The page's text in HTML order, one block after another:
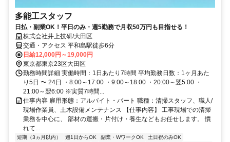
多能工スタッフ
日払・副業OK！平日のみ・週5勤務で月収50万円も目指せる！
株式会社井上技研/大田区
交通・アクセス 平和島駅徒歩6分
日給12,000円～19,000円
東京都東京23区大田区
勤務時間詳細 実働時間：1日あたり7時間 平均勤務日数：1ヶ月あた
り5日 〜 24日 ・8:00～17:00 ・9:00～18:00 ・20:00～翌5:00 ・
21:00～翌6:00 ※実質7時間...
仕事内容 雇用形態：アルバイト・パート 職種：清掃スタッフ、職人/
現場作業員、土木設備メンテナンス 【仕事内容】 工事現場での清掃
業務を中心に、 部材の運搬・片付け・養生などもお任せします。 慣
れて...
短期（3ヵ月以内） 週1日からOK 副業・WワークOK
土日祝のみOK